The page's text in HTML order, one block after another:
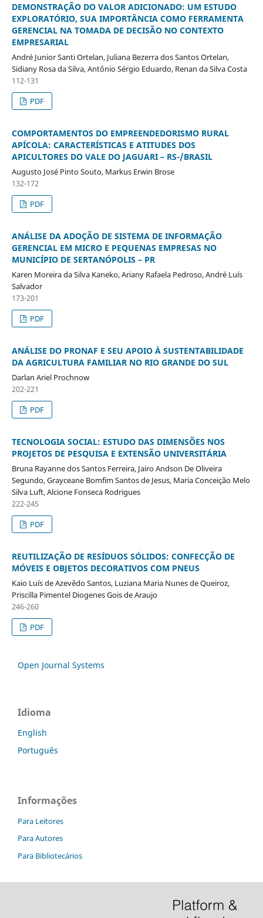
DEMONSTRAÇÃO DO VALOR ADICIONADO: UM ESTUDO
EXPLORATÓRIO, SUA IMPORTÂNCIA COMO FERRAMENTA
GERENCIAL NA TOMADA DE DECISÃO NO CONTEXTO
EMPRESARIAL
André Junior Santi Ortelan, Juliana Bezerra dos Santos Ortelan,
Sidiany Rosa da Silva, Antônio Sérgio Eduardo, Renan da Silva Costa
112-131
PDF
COMPORTAMENTOS DO EMPREENDEDORISMO RURAL
APÍCOLA: CARACTERÍSTICAS E ATITUDES DOS
APICULTORES DO VALE DO JAGUARI – RS-/BRASIL
Augusto José Pinto Souto, Markus Erwin Brose
132-172
PDF
ANÁLISE DA ADOÇÃO DE SISTEMA DE INFORMAÇÃO
GERENCIAL EM MICRO E PEQUENAS EMPRESAS NO
MUNICÍPIO DE SERTANÓPOLIS – PR
Karen Moreira da Silva Kaneko, Ariany Rafaela Pedroso, André Luís
Salvador
173-201
PDF
ANÁLISE DO PRONAF E SEU APOIO À SUSTENTABILIDADE
DA AGRICULTURA FAMILIAR NO RIO GRANDE DO SUL
Darlan Ariel Prochnow
202-221
PDF
TECNOLOGIA SOCIAL: ESTUDO DAS DIMENSÕES NOS
PROJETOS DE PESQUISA E EXTENSÃO UNIVERSITÁRIA
Bruna Rayanne dos Santos Ferreira, Jairo Andson De Oliveira
Segundo, Grayceane Bomfim Santos de Jesus, Maria Conceição Melo
Silva Luft, Alcione Fonseca Rodrigues
222-245
PDF
REUTILIZAÇÃO DE RESÍDUOS SÓLIDOS: CONFECÇÃO DE
MÓVEIS E OBJETOS DECORATIVOS COM PNEUS
Kaio Luís de Azevêdo Santos, Luziana Maria Nunes de Queiroz,
Priscilla Pimentel Diogenes Gois de Araujo
246-260
PDF
Open Journal Systems
Idioma
English
Português
Informações
Para Leitores
Para Autores
Para Bibliotecários